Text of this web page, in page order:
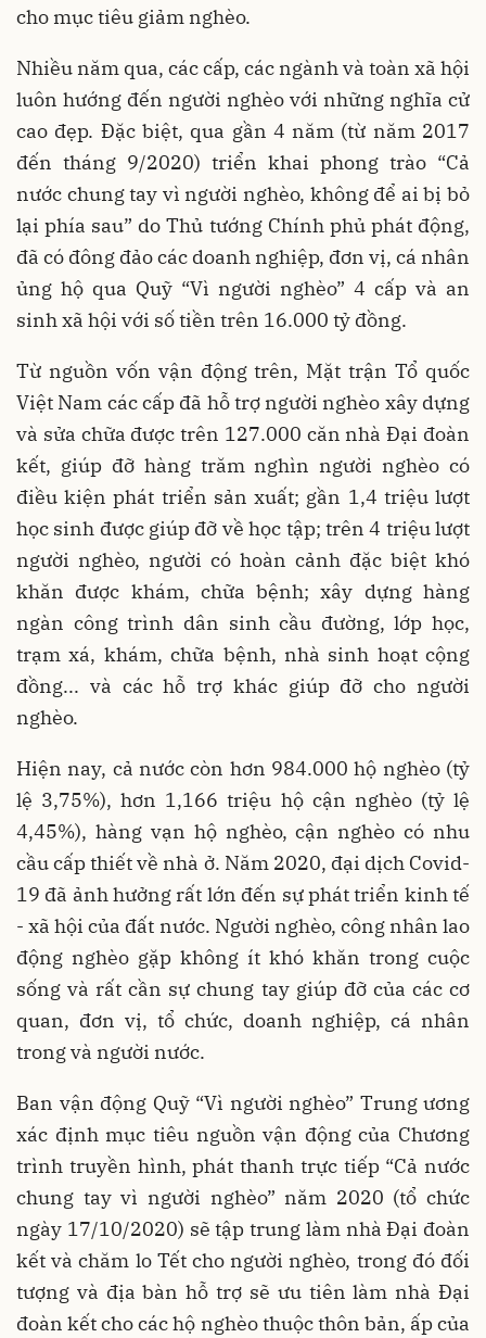
cho mục tiêu giảm nghèo.
Nhiều năm qua, các cấp, các ngành và toàn xã hội
luôn hướng đến người nghèo với những nghĩa cử
cao đẹp. Đặc biệt, qua gần 4 năm (từ năm 2017
đến tháng 9/2020) triển khai phong trào “Cả
nước chung tay vì người nghèo, không để ai bị bỏ
lại phía sau” do Thủ tướng Chính phủ phát động,
đã có đông đảo các doanh nghiệp, đơn vị, cá nhân
ủng hộ qua Quỹ “Vì người nghèo” 4 cấp và an
sinh xã hội với số tiền trên 16.000 tỷ đồng.
Từ nguồn vốn vận động trên, Mặt trận Tổ quốc
Việt Nam các cấp đã hỗ trợ người nghèo xây dựng
và sửa chữa được trên 127.000 căn nhà Đại đoàn
kết, giúp đỡ hàng trăm nghìn người nghèo có
điều kiện phát triển sản xuất; gần 1,4 triệu lượt
học sinh được giúp đỡ về học tập; trên 4 triệu lượt
người nghèo, người có hoàn cảnh đặc biệt khó
khăn được khám, chữa bệnh; xây dựng hàng
ngàn công trình dân sinh cầu đường, lớp học,
trạm xá, khám, chữa bệnh, nhà sinh hoạt cộng
đồng... và các hỗ trợ khác giúp đỡ cho người
nghèo.
Hiện nay, cả nước còn hơn 984.000 hộ nghèo (tỷ
lệ 3,75%), hơn 1,166 triệu hộ cận nghèo (tỷ lệ
4,45%), hàng vạn hộ nghèo, cận nghèo có nhu
cầu cấp thiết về nhà ở. Năm 2020, đại dịch Covid-
19 đã ảnh hưởng rất lớn đến sự phát triển kinh tế
- xã hội của đất nước. Người nghèo, công nhân lao
động nghèo gặp không ít khó khăn trong cuộc
sống và rất cần sự chung tay giúp đỡ của các cơ
quan, đơn vị, tổ chức, doanh nghiệp, cá nhân
trong và người nước.
Ban vận động Quỹ “Vì người nghèo” Trung ương
xác định mục tiêu nguồn vận động của Chương
trình truyền hình, phát thanh trực tiếp “Cả nước
chung tay vì người nghèo” năm 2020 (tổ chức
ngày 17/10/2020) sẽ tập trung làm nhà Đại đoàn
kết và chăm lo Tết cho người nghèo, trong đó đối
tượng và địa bàn hỗ trợ sẽ ưu tiên làm nhà Đại
đoàn kết cho các hộ nghèo thuộc thôn bản, ấp của